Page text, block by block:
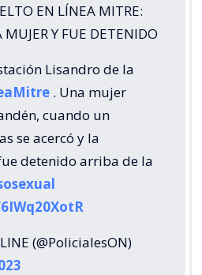
EN LÍNEA MITRE:
Y FUE DETENIDO
Lisandro de la
. Una mujer
cuando un
se acercó y la
detenido arriba de la
(@PolicialesON)